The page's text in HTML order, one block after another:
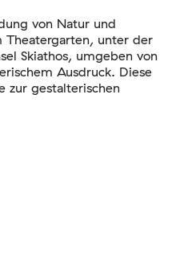
von Natur und
Theatergarten, unter der
Skiathos, umgeben von
Ausdruck. Diese
zur gestalterischen